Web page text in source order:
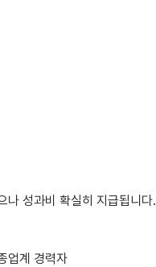
나 성과비 확실히 지급됩니다.
업계 경력자